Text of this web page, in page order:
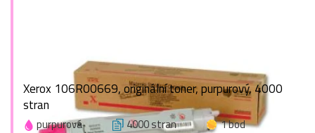
Xerox 106R00669, originální toner, purpurový, 4000
stran
purpurová 4000 stran
1 bod